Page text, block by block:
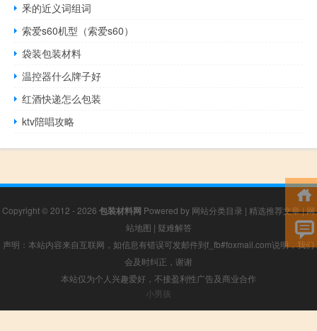
釆的近义词组词
索爱s60机型（索爱s60）
袋装包装材料
温控器什么牌子好
红酒快递怎么包装
ktv陪唱攻略
Copyright © 2012 - 2026 包装材料网 Powered by 网站分类目录 | 精选推荐文章|网
站地图 | 疑难解答
声明：本站内容来自互联网，如信息有错误可发邮件到f_fb#foxmail.com说明，我们
会及时纠正，谢谢
本站仅为个人兴趣爱好，不接盈利性广告及商业合作
小男孩